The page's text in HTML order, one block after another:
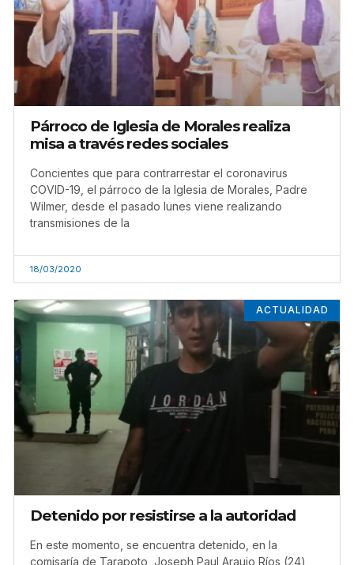
Párroco de Iglesia de Morales realiza
misa a través redes sociales
Concientes que para contrarrestar el coronavirus
COVID-19, el párroco de la Iglesia de Morales, Padre
Wilmer, desde el pasado lunes viene realizando
transmisiones de la
18/03/2020
ACTUALIDAD
Detenido por resistirse a la autoridad
En este momento, se encuentra detenido, en la
comisaría de Tarapoto, Joseph Paul Araujo Ríos (24)